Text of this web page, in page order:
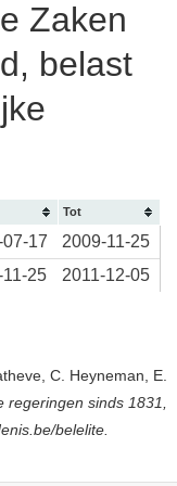
Zaken
belast
Tot
17 2009-11-25
25 2011-12-05
C. Heyneman, E.
sinds 1831,
belelite.